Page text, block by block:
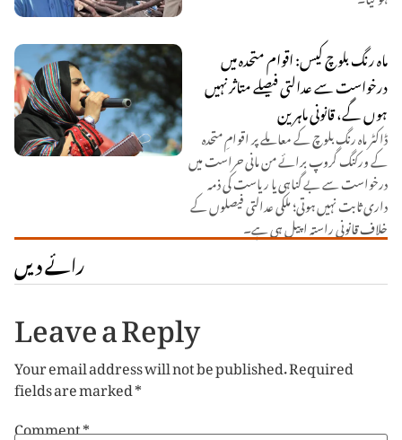
ماہ رنگ بلوچ کیس: اقوام متحدہ میں
درخواست سے عدالتی فیصلے متاثر نہیں
ہوں گے، قانونی ماہرین
ڈاکٹر ماہ رنگ بلوچ کے معاملے پر اقوامِ متحدہ
کے ورکنگ گروپ برائے من مانی حراست میں
درخواست سے بے گناہی یا ریاست کی ذمہ
داری ثابت نہیں ہوتی؛ ملکی عدالتی فیصلوں کے
خلاف قانونی راستہ اپیل ہی ہے۔
رائے دیں
Leave a Reply
Your email address will not be published.Required
fields are marked*
Comment*